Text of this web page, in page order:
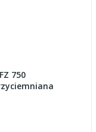
750